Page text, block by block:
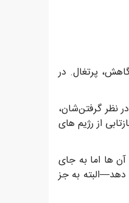
پرتغال. در
نظر گرفتن‌شان،
از رژیم های
ها اما به جای
به جز